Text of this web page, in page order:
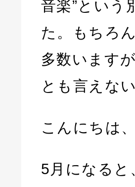
音楽”という
た。もちろ
多数います
とも言えな
こんにちは
5月になると